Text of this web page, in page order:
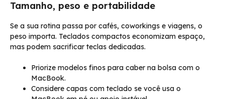
Tamanho, peso e portabilidade
Se a sua rotina passa por cafés, coworkings e viagens, o
peso importa. Teclados compactos economizam espaço,
mas podem sacrificar teclas dedicadas.
Priorize modelos finos para caber na bolsa com o
MacBook.
Considere capas com teclado se você usa o